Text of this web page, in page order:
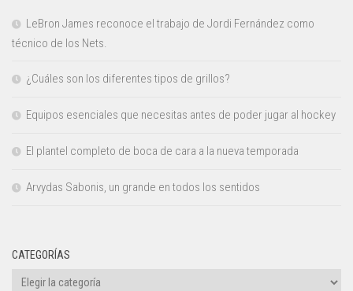
LeBron James reconoce el trabajo de Jordi Fernández como
técnico de los Nets.
¿Cuáles son los diferentes tipos de grillos?
Equipos esenciales que necesitas antes de poder jugar al hockey
El plantel completo de boca de cara a la nueva temporada
Arvydas Sabonis, un grande en todos los sentidos
CATEGORÍAS
Categorías